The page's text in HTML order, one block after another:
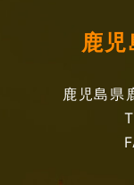
鹿
鹿児島県